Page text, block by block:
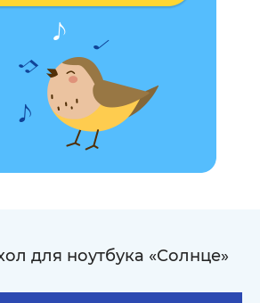
Женщине на 45-летие
Жене на 40-летие
Мужу на 35-летие
для ноутбука «Солнце»